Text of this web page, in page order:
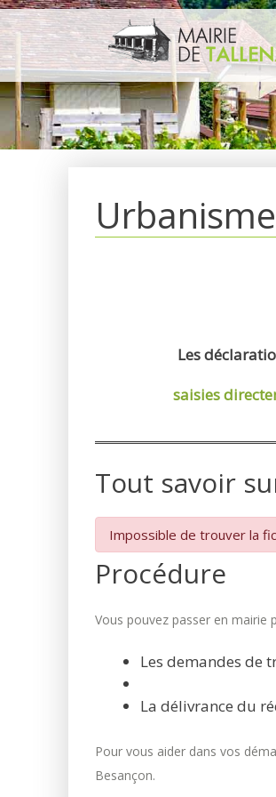
Aller
au
contenu
Urbanisme
Les
saisies
Tout savoir
Impossible de trouver la
Procédure
Vous pouvez passer en mairie
Les demandes de
La délivrance du
Pour vous aider dans vos
Besançon.